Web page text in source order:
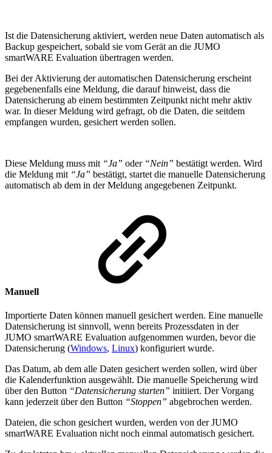
Ist die Datensicherung aktiviert, werden neue Daten automatisch als
Backup gespeichert, sobald sie vom Gerät an die JUMO
smartWARE Evaluation übertragen werden.
Bei der Aktivierung der automatischen Datensicherung erscheint
gegebenenfalls eine Meldung, die darauf hinweist, dass die
Datensicherung ab einem bestimmten Zeitpunkt nicht mehr aktiv
war. In dieser Meldung wird gefragt, ob die Daten, die seitdem
empfangen wurden, gesichert werden sollen.
Diese Meldung muss mit “Ja” oder “Nein” bestätigt werden. Wird
die Meldung mit “Ja” bestätigt, startet die manuelle Datensicherung
automatisch ab dem in der Meldung angegebenen Zeitpunkt.
Manuell
Importierte Daten können manuell gesichert werden. Eine manuelle
Datensicherung ist sinnvoll, wenn bereits Prozessdaten in der
JUMO smartWARE Evaluation aufgenommen wurden, bevor die
Datensicherung (Windows, Linux) konfiguriert wurde.
Das Datum, ab dem alle Daten gesichert werden sollen, wird über
die Kalenderfunktion ausgewählt. Die manuelle Speicherung wird
über den Button “Datensicherung starten” initiiert. Der Vorgang
kann jederzeit über den Button “Stoppen” abgebrochen werden.
Dateien, die schon gesichert wurden, werden von der JUMO
smartWARE Evaluation nicht noch einmal automatisch gesichert.